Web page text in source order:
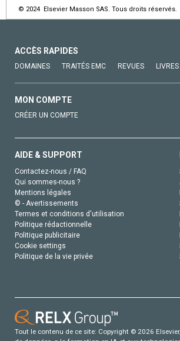
© 2024 Elsevier Masson SAS. Tous droits réservés.
ACCÈS RAPIDES
DOMAINES TRAITÉS EMC REVUES LIVRES
MON COMPTE
CRÉER UN COMPTE
AIDE & SUPPORT
Contactez-nous / FAQ
Qui sommes-nous ?
Mentions légales
© - Avertissements
Termes et conditions d'utilisation
Politique rédactionnelle
Politique publicitaire
Cookie settings
Politique de la vie privée
Tout le contenu de ce site: Copyright © 2026